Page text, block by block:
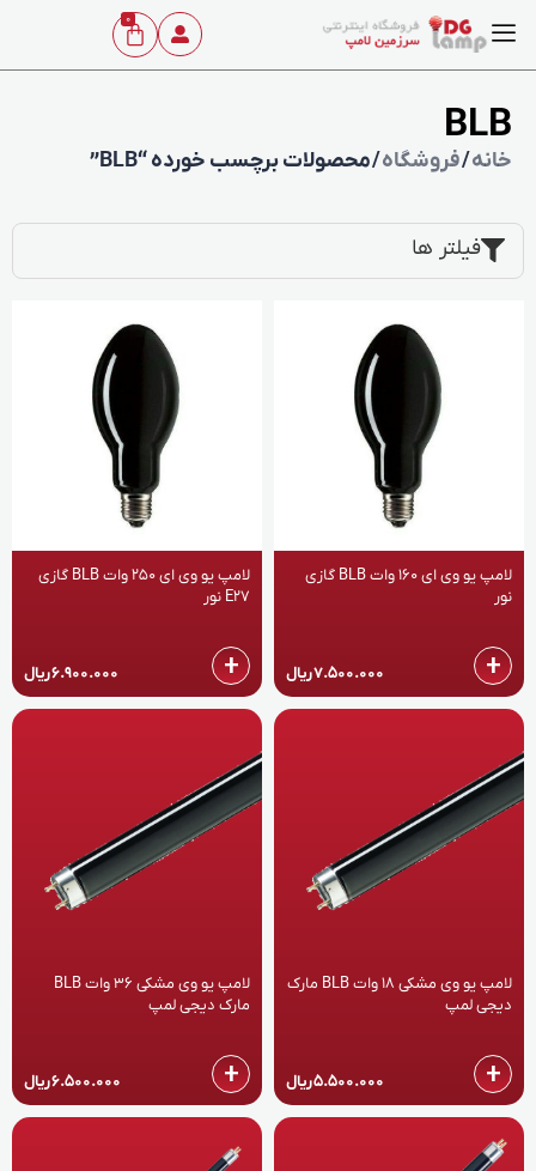
0
BLB
خانه/فروشگاه/ محصولات برچسب خورده “BLB”
فیلتر ها
لامپ یو وی ای 160 وات BLB گازی
نور
7.500.000ریال +
لامپ یو وی ای 250 وات BLB گازی
E27 نور
6.900.000ریال +
لامپ یو وی مشکی 18 وات BLB مارک
دیجی لمپ
5.500.000ریال +
لامپ یو وی مشکی 36 وات BLB
مارک دیجی لمپ
6.500.000ریال +